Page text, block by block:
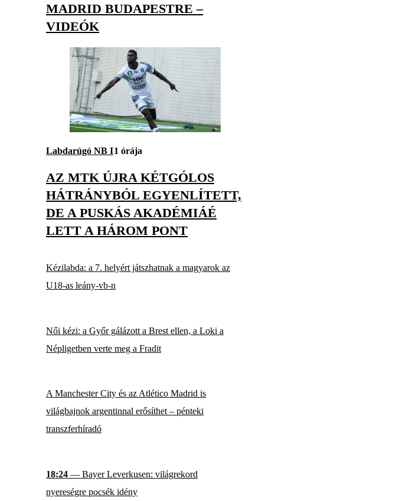
MADRID BUDAPESTRE –
VIDEÓK
Labdarúgó NB I1 órája
AZ MTK ÚJRA KÉTGÓLOS
HÁTRÁNYBÓL EGYENLÍTETT,
DE A PUSKÁS AKADÉMIÁÉ
LETT A HÁROM PONT
Kézilabda: a 7. helyért játszhatnak a magyarok az
U18-as leány-vb-n
Női kézi: a Győr gálázott a Brest ellen, a Loki a
Népligetben verte meg a Fradit
A Manchester City és az Atlético Madrid is
világbajnok argentinnal erősíthet – pénteki
transzferhíradó
18:24 — Bayer Leverkusen: világrekord
nyereségre pocsék idény